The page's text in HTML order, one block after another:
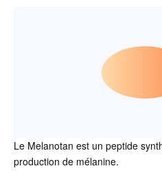
Le Melanotan est un peptide
production de mélanine.